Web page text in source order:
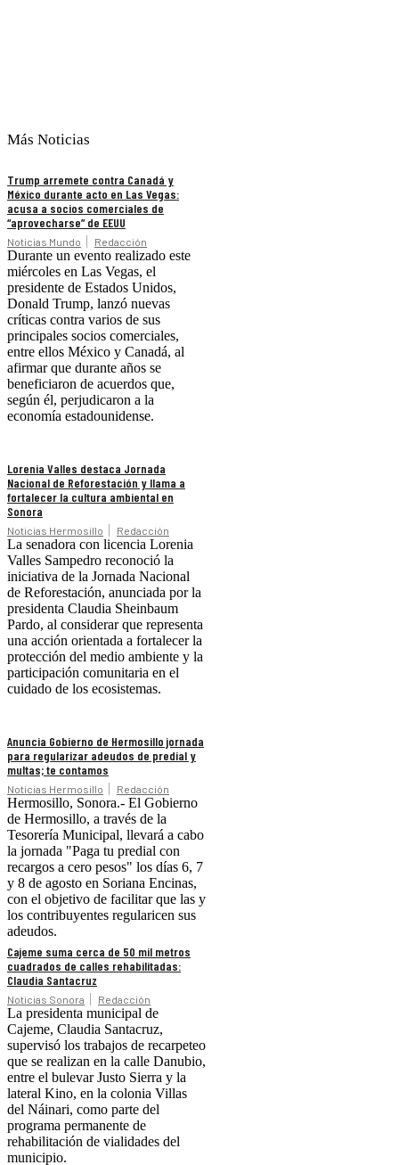
Más Noticias
Trump arremete contra Canadá y
México durante acto en Las Vegas:
acusa a socios comerciales de
“aprovecharse” de EEUU
Noticias Mundo Redacción
Durante un evento realizado este
miércoles en Las Vegas, el
presidente de Estados Unidos,
Donald Trump, lanzó nuevas
críticas contra varios de sus
principales socios comerciales,
entre ellos México y Canadá, al
afirmar que durante años se
beneficiaron de acuerdos que,
según él, perjudicaron a la
economía estadounidense.
Lorenia Valles destaca Jornada
Nacional de Reforestación y llama a
fortalecer la cultura ambiental en
Sonora
Noticias Hermosillo Redacción
La senadora con licencia Lorenia
Valles Sampedro reconoció la
iniciativa de la Jornada Nacional
de Reforestación, anunciada por la
presidenta Claudia Sheinbaum
Pardo, al considerar que representa
una acción orientada a fortalecer la
protección del medio ambiente y la
participación comunitaria en el
cuidado de los ecosistemas.
Anuncia Gobierno de Hermosillo jornada
para regularizar adeudos de predial y
multas; te contamos
Noticias Hermosillo Redacción
Hermosillo, Sonora.- El Gobierno
de Hermosillo, a través de la
Tesorería Municipal, llevará a cabo
la jornada "Paga tu predial con
recargos a cero pesos" los días 6, 7
y 8 de agosto en Soriana Encinas,
con el objetivo de facilitar que las y
los contribuyentes regularicen sus
adeudos.
Cajeme suma cerca de 50 mil metros
cuadrados de calles rehabilitadas:
Claudia Santacruz
Noticias Sonora Redacción
La presidenta municipal de
Cajeme, Claudia Santacruz,
supervisó los trabajos de recarpeteo
que se realizan en la calle Danubio,
entre el bulevar Justo Sierra y la
lateral Kino, en la colonia Villas
del Náinari, como parte del
programa permanente de
rehabilitación de vialidades del
municipio.